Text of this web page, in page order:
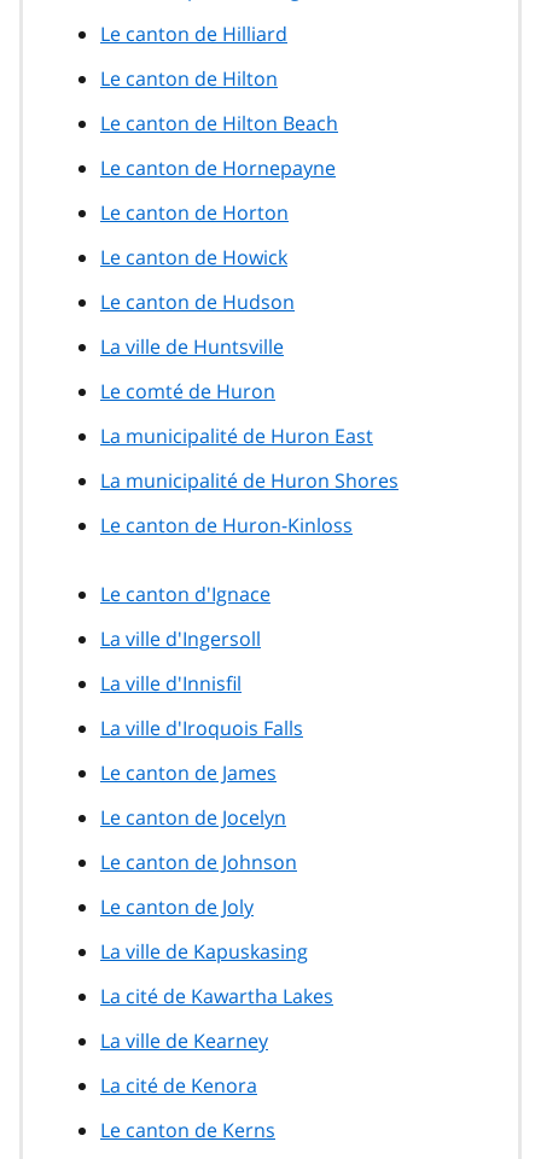
Le canton de Hilliard
Le canton de Hilton
Le canton de Hilton Beach
Le canton de Hornepayne
Le canton de Horton
Le canton de Howick
Le canton de Hudson
La ville de Huntsville
Le comté de Huron
La municipalité de Huron East
La municipalité de Huron Shores
Le canton de Huron-Kinloss
Le canton d'Ignace
La ville d'Ingersoll
La ville d'Innisfil
La ville d'Iroquois Falls
Le canton de James
Le canton de Jocelyn
Le canton de Johnson
Le canton de Joly
La ville de Kapuskasing
La cité de Kawartha Lakes
La ville de Kearney
La cité de Kenora
Le canton de Kerns